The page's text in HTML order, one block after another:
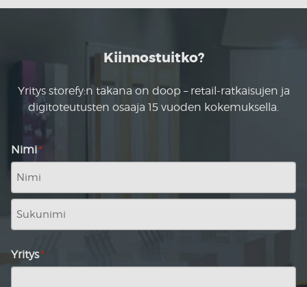
Kiinnostuitko?
Yritys storefy:n takana on doop – retail-ratkaisujen ja
digitoteutusten osaaja 15 vuoden kokemuksella.
Nimi *
Nimi
Yritys *